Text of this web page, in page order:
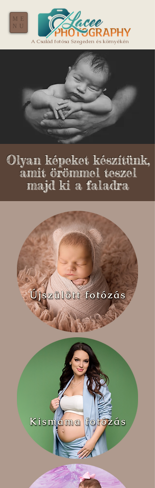
A Család fotósa Szegeden és környékén
ME
NU
Olyan képeket készítünk,
amit örömmel teszel
majd ki a faladra